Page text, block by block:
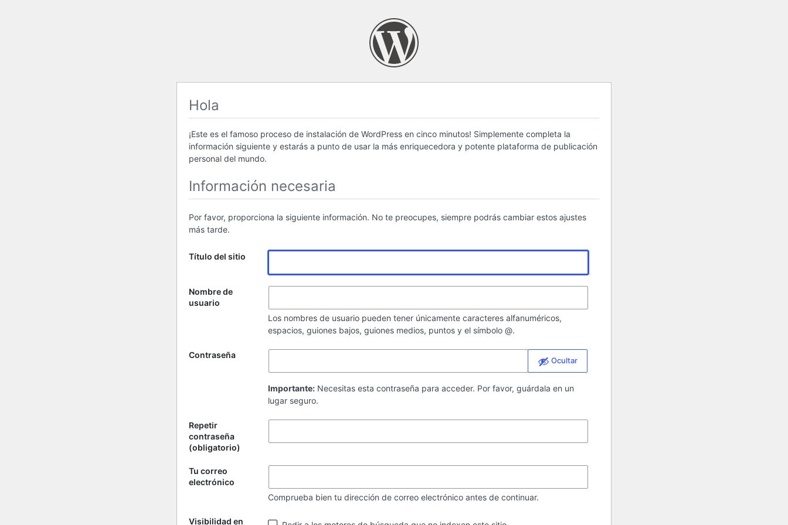
Hola
¡Este es el famoso proceso de instalación de WordPress en cinco minutos! Simplemente completa la
información siguiente y estarás a punto de usar la más enriquecedora y potente plataforma de publicación
personal del mundo.
Información necesaria
Por favor, proporciona la siguiente información. No te preocupes, siempre podrás cambiar estos ajustes
más tarde.
Título del sitio
Nombre de
usuario
Los nombres de usuario pueden tener únicamente caracteres alfanuméricos,
espacios, guiones bajos, guiones medios, puntos y el símbolo @.
Contraseña
Ocultar
Importante: Necesitas esta contraseña para acceder. Por favor, guárdala en un
lugar seguro.
Repetir
contraseña
(obligatorio)
Tu correo
electrónico
Comprueba bien tu dirección de correo electrónico antes de continuar.
Visibilidad en Visibilidad